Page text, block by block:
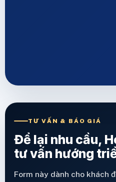
TƯ VẤN & BÁO GIÁ
Để lại nhu cầu,
tư vấn hướng
Form này dành cho khách